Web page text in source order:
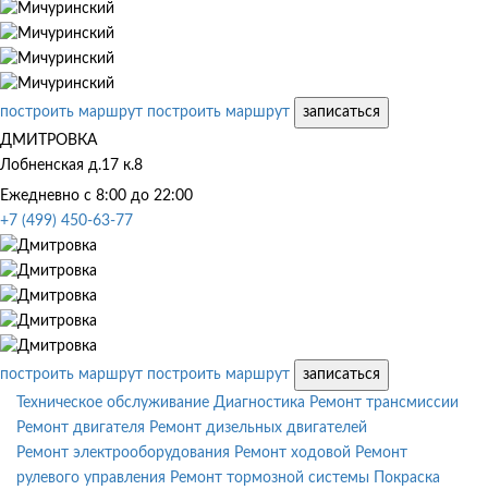
построить маршрут построить маршрут
записаться
ДМИТРОВКА
Лобненская д.17 к.8
Ежедневно с 8:00 до 22:00
+7 (499) 450-63-77
построить маршрут построить маршрут
записаться
Техническое обслуживание Диагностика Ремонт трансмиссии
Ремонт двигателя Ремонт дизельных двигателей
Ремонт электрооборудования Ремонт ходовой Ремонт
рулевого управления Ремонт тормозной системы
Покраска